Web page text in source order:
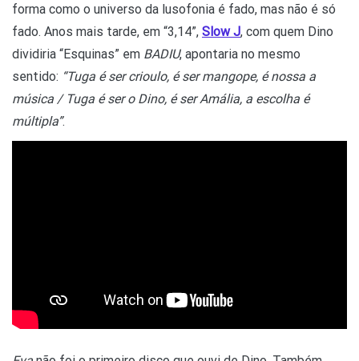
forma como o universo da lusofonia é fado, mas não é só
fado. Anos mais tarde, em “3,14”, Slow J, com quem Dino
dividiria “Esquinas” em BADIU, apontaria no mesmo
sentido: “Tuga é ser crioulo, é ser mangope, é nossa a
música / Tuga é ser o Dino, é ser Amália, a escolha é
múltipla”.